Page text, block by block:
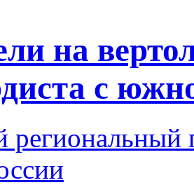
на
с